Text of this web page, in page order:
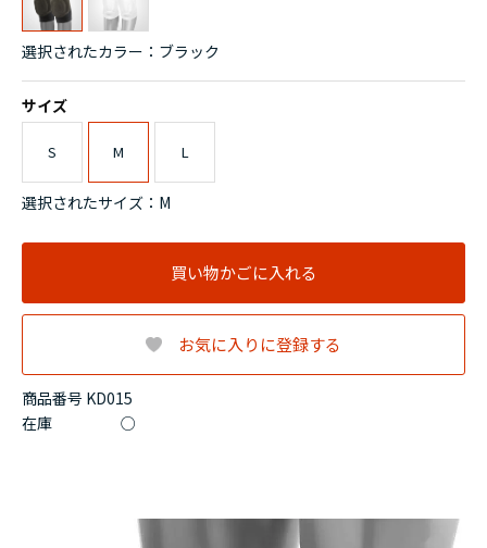
商品番号 KD015
在庫 ○
選択されたカラー：ブラック
サイズ
S M L
選択されたサイズ：M
買い物かごに入れる
お気に入りに登録する